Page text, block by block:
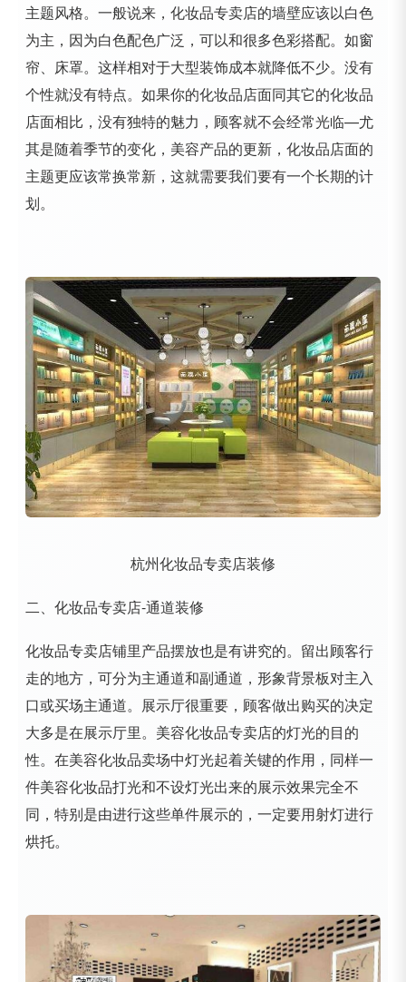
主题风格。一般说来，化妆品专卖店的墙壁应该以白色
为主，因为白色配色广泛，可以和很多色彩搭配。如窗
帘、床罩。这样相对于大型装饰成本就降低不少。没有
个性就没有特点。如果你的化妆品店面同其它的化妆品
店面相比，没有独特的魅力，顾客就不会经常光临—尤
其是随着季节的变化，美容产品的更新，化妆品店面的
主题更应该常换常新，这就需要我们要有一个长期的计
划。
杭州化妆品专卖店装修
二、化妆品专卖店-通道装修
化妆品专卖店铺里产品摆放也是有讲究的。留出顾客行
走的地方，可分为主通道和副通道，形象背景板对主入
口或买场主通道。展示厅很重要，顾客做出购买的决定
大多是在展示厅里。美容化妆品专卖店的灯光的目的
性。在美容化妆品卖场中灯光起着关键的作用，同样一
件美容化妆品打光和不设灯光出来的展示效果完全不
同，特别是由进行这些单件展示的，一定要用射灯进行
烘托。